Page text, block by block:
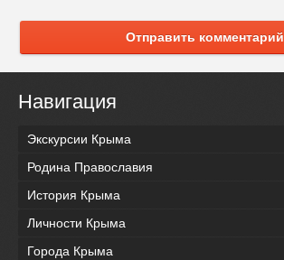
Отправить комментарий
Навигация
Экскурсии Крыма
Родина Православия
История Крыма
Личности Крыма
Города Крыма